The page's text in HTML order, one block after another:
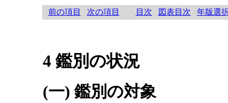
前の項目 次の項目 目次 図表目次 年版選
4 鑑別の状況
(一) 鑑別の対象